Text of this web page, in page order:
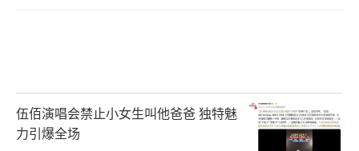
伍佰演唱会禁止小女生叫他爸爸 独特魅
力引爆全场